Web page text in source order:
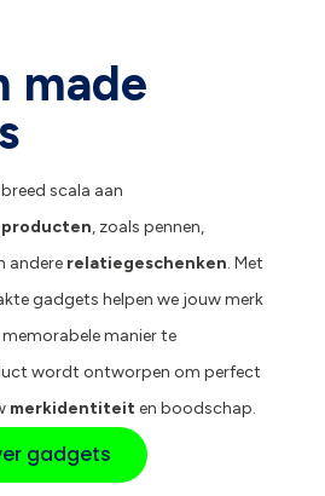
made
scala aan
, zoals pennen,
andere relatiegeschenken. Met
gadgets helpen we jouw merk
memorabele manier te
wordt ontworpen om perfect
merkidentiteiten boodschap.
gadgets